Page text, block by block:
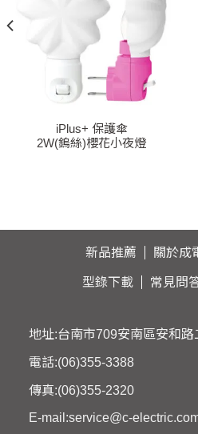
iPlus+ 保護傘
2W(鎢絲)櫻花小夜燈
新品推薦 關於成
型錄下載 常見問
地址:台南市709安南區安和
電話:(06)355-3388
傳真:(06)355-2320
E-mail:service@c-